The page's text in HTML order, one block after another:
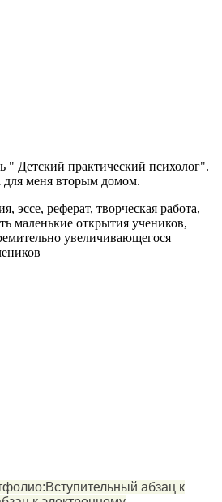
" Детский практический психолог".
для меня вторым домом.
эссе, реферат, творческая работа,
маленькие открытия учеников,
увеличивающегося
абзац к